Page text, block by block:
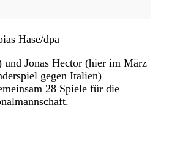
Hase/dpa
Jonas Hector (hier im März
gegen Italien)
28 Spiele für die